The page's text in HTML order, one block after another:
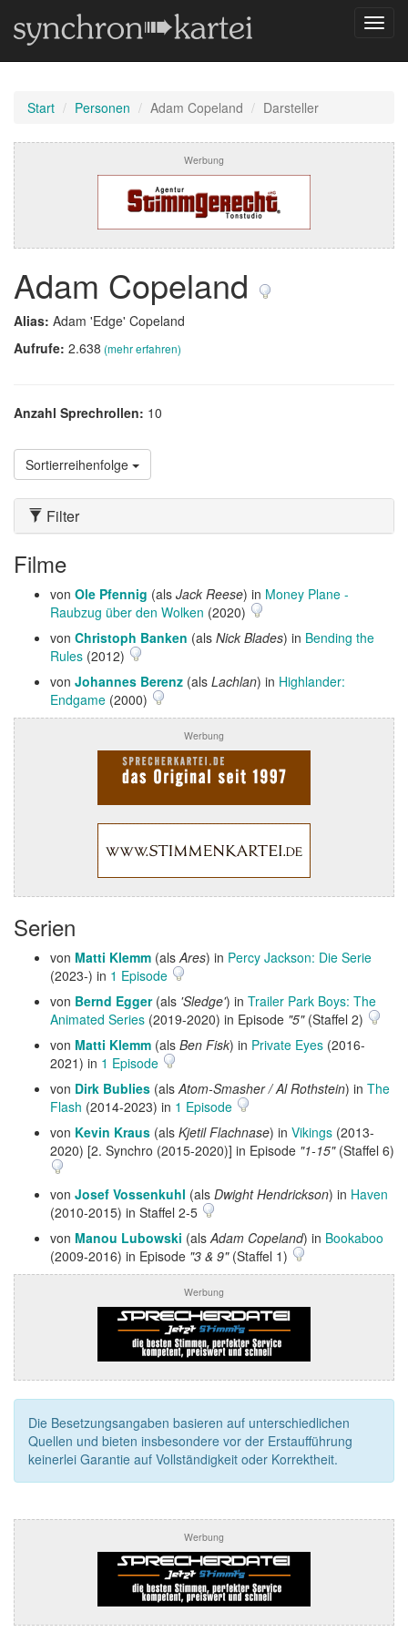
Start Personen Adam Copeland Darsteller
Werbung
Adam Copeland
Alias: Adam 'Edge' Copeland
Aufrufe: 2.638 (mehr erfahren)
Anzahl Sprechrollen: 10
Sortierreihenfolge
Filter
Filme
von Ole Pfennig (als Jack Reese) in Money Plane -
Raubzug über den Wolken (2020)
von Christoph Banken (als Nick Blades) in Bending the
Rules (2012)
von Johannes Berenz (als Lachlan) in Highlander:
Endgame (2000)
Werbung
Serien
von Matti Klemm (alsAres) in Percy Jackson: Die Serie
(2023-) in 1 Episode
von Bernd Egger(als 'Sledge') in Trailer Park Boys: The
Animated Series (2019-2020) in Episode "5"(Staffel 2)
von Matti Klemm (als Ben Fisk) in Private Eyes (2016-
2021) in 1 Episode
von Dirk Bublies (alsAtom-Smasher / Al Rothstein) in The
Flash (2014-2023) in 1 Episode
von Kevin Kraus (als Kjetil Flachnase) in Vikings (2013-
2020) [2. Synchro (2015-2020)] in Episode "1-15"(Staffel 6)
von Josef Vossenkuhl (als Dwight Hendrickson) in Haven
(2010-2015) in Staffel 2-5
von Manou Lubowski (alsAdam Copeland) in Bookaboo
(2009-2016) in Episode "3 & 9"(Staffel 1)
Werbung
Die Besetzungsangaben basieren auf unterschiedlichen
Quellen und bieten insbesondere vor der Erstaufführung
keinerlei Garantie auf Vollständigkeit oder Korrektheit.
Werbung